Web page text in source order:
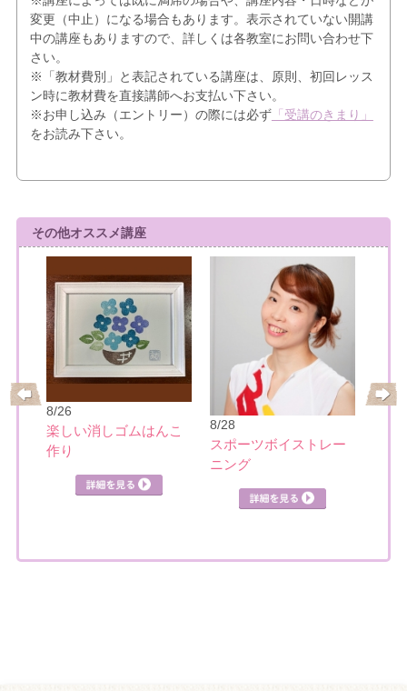
変更（中止）になる場合もあります。表示されていない開講
中の講座もありますので、詳しくは各教室にお問い合わせ下
さい。
※「教材費別」と表記されている講座は、原則、初回レッス
ン時に教材費を直接講師へお支払い下さい。
※お申し込み（エントリー）の際には必ず「受講のきまり」
をお読み下さい。
その他オススメ講座
8/26
楽しい消しゴムはんこ
作り
8/28
スポーツボイストレー
ニング